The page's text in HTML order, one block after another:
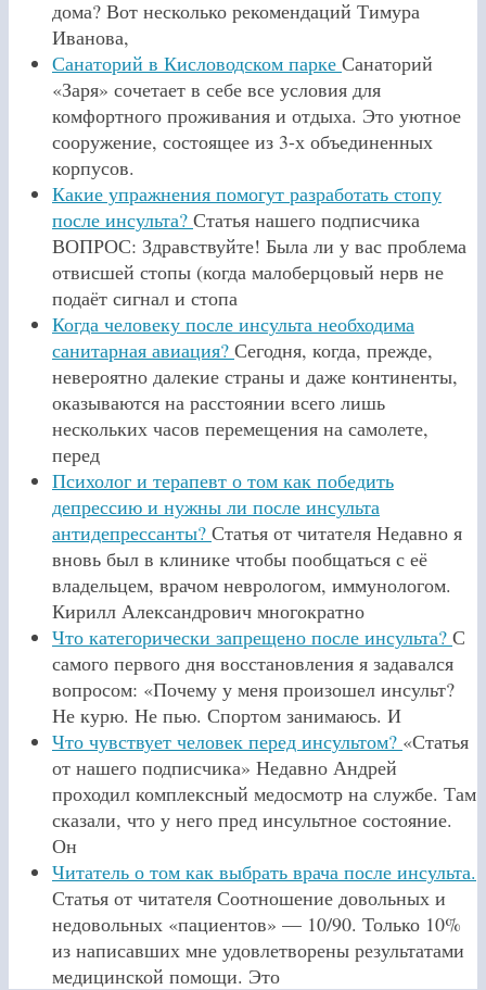
дома? Вот несколько рекомендаций Тимура
Иванова,
Санаторий в Кисловодском парке Санаторий
«Заря» сочетает в себе все условия для
комфортного проживания и отдыха. Это уютное
сооружение, состоящее из 3-х объединенных
корпусов.
Какие упражнения помогут разработать стопу
после инсульта? Статья нашего подписчика
ВОПРОС: Здравствуйте! Была ли у вас проблема
отвисшей стопы (когда малоберцовый нерв не
подаёт сигнал и стопа
Когда человеку после инсульта необходима
санитарная авиация? Сегодня, когда, прежде,
невероятно далекие страны и даже континенты,
оказываются на расстоянии всего лишь
нескольких часов перемещения на самолете,
перед
Психолог и терапевт о том как победить
депрессию и нужны ли после инсульта
антидепрессанты? Статья от читателя Недавно я
вновь был в клинике чтобы пообщаться с её
владельцем, врачом неврологом, иммунологом.
Кирилл Александрович многократно
Что категорически запрещено после инсульта? С
самого первого дня восстановления я задавался
вопросом: «Почему у меня произошел инсульт?
Не курю. Не пью. Спортом занимаюсь. И
Что чувствует человек перед инсультом? «Статья
от нашего подписчика» Недавно Андрей
проходил комплексный медосмотр на службе. Там
сказали, что у него пред инсультное состояние.
Он
Читатель о том как выбрать врача после инсульта.
Статья от читателя Соотношение довольных и
недовольных «пациентов» — 10/90. Только 10%
из написавших мне удовлетворены результатами
медицинской помощи. Это